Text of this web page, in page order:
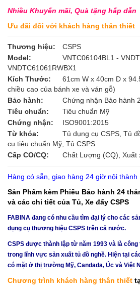
Nhiều Khuyến mãi, Quà tặng hấp dẫn
Ưu đãi đối với khách hàng thân thiết
Thương hiệu:
CSPS
Model:
VNTC06104BL1 -
VNDTC61061RWBX1
Kích Thước:
61cm W x 40cm D x
chiều cao của bánh xe và ván gỗ)
Bảo hành:
Chứng nhận Bảo hành
Tiêu chuẩn:
Tiêu chuẩn Mỹ
Chứng nhận:
ISO9001:2015
Từ khóa:
Tủ dụng cụ CSPS, Tủ
cụ tiêu chuẩn Mỹ, Tủ CSPS
Cấp CO/CQ:
Chất Lượng (CQ), Xuất
Hàng có sẵn, giao hàng 24 giờ nội thành
Sản Phẩm kèm Phiếu Bảo hành 24
và các chi tiết của Tủ, Xe đẩy CSPS
FABINA đang có nhu cầu tìm đại lý cho các
dụng cụ thương hiệu CSPS trên cả nước.
CSPS được thành lập từ năm 1993 và là công
trong lĩnh vực sản xuất tủ đồ nghề. Hiện tại
có mặt ở thị trường Mỹ, Candada, Úc và Việt
Chương trình khách hàng thân thiết